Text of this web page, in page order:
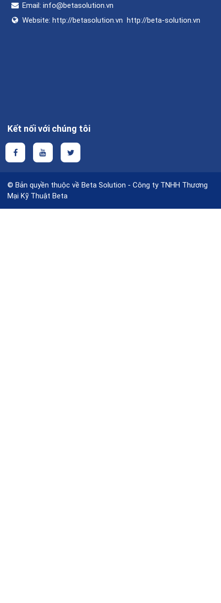
Email: info@betasolution.vn
Website: http://betasolution.vn http://beta-solution.vn
Kết nối với chúng tôi
© Bản quyền thuộc về Beta Solution - Công ty TNHH Thương
Mại Kỹ Thuật Beta